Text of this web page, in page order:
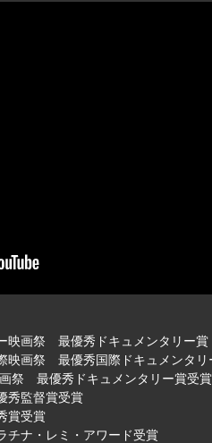
画祭 最優秀ドキュメンタリー賞
映画祭 最優秀国際ドキュメンタリ
祭 最優秀ドキュメンタリー賞受賞
監督賞受賞
賞受賞
ナ・レミ・アワード受賞